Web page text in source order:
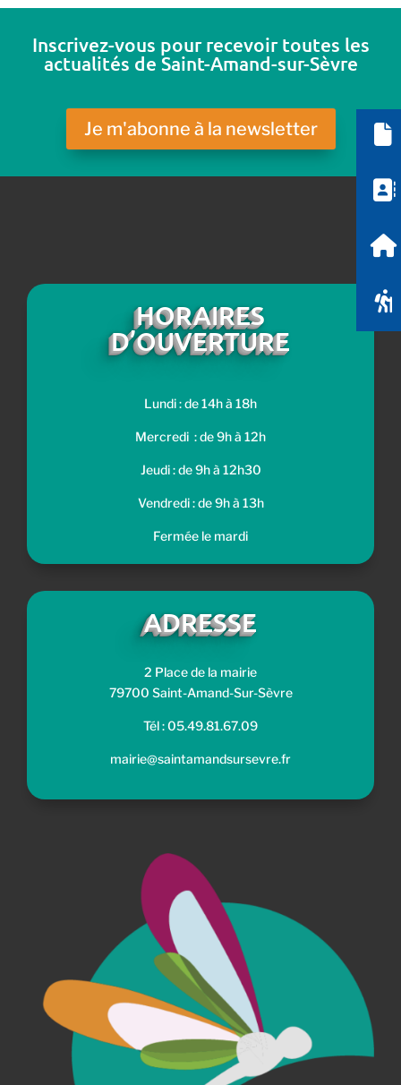
Inscrivez-vous pour recevoir toutes les
actualités de Saint-Amand-sur-Sèvre
Je m'abonne à la newsletter
HORAIRES
D’OUVERTURE
Lundi : de 14h à 18h
Mercredi : de 9h à 12h
Jeudi : de 9h à 12h30
Vendredi : de 9h à 13h
Fermée le mardi
ADRESSE
2 Place de la mairie
79700 Saint-Amand-Sur-Sèvre
Tél : 05.49.81.67.09
mairie@saintamandsursevre.fr